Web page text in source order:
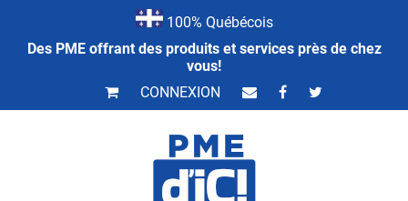
100% Québécois
Des PME offrant des produits et services près de chez
vous!
CONNEXION